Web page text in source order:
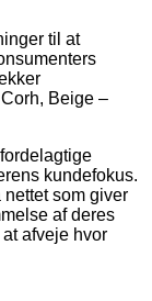
til at
Beige –
kundefokus.
som giver
af deres
afveje hvor